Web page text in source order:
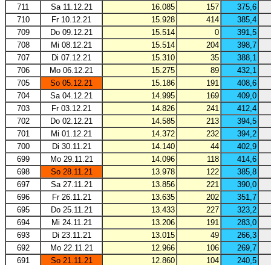
711
Sa 11.12.21 16.085 157
375,6
710
Fr 10.12.21 15.928 414
385,4
709
Do 09.12.21 15.514 0
391,5
708
Mi 08.12.21 15.514 204
398,7
707
Di 07.12.21 15.310 35
388,1
706
Mo 06.12.21 15.275 89
432,1
705
So 05.12.21 15.186 191
408,6
704
Sa 04.12.21 14.995 169
409,0
703
Fr 03.12.21 14.826 241
412,4
702
Do 02.12.21 14.585 213
394,5
701
Mi 01.12.21 14.372 232
394,2
700
Di 30.11.21 14.140 44
402,9
699
Mo 29.11.21 14.096 118
414,6
698
So 28.11.21 13.978 122
385,8
697
Sa 27.11.21 13.856 221
390,0
696
Fr 26.11.21 13.635 202
351,7
695
Do 25.11.21 13.433 227
323,2
694
Mi 24.11.21 13.206 191
283,0
693
Di 23.11.21 13.015 49
266,3
692
Mo 22.11.21 12.966 106
269,7
691
So 21.11.21 12.860 104
240,5